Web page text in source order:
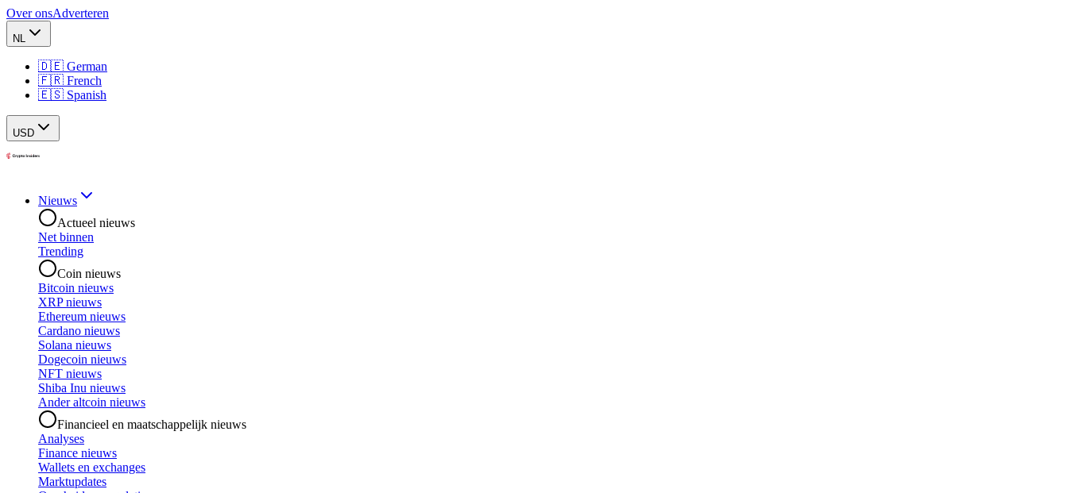
Over onsAdverteren
NL
🇩🇪 German
🇫🇷 French
🇪🇸 Spanish
USD
Nieuws
Actueel nieuws
Net binnen
Trending
Coin nieuws
Bitcoin nieuws
XRP nieuws
Ethereum nieuws
Cardano nieuws
Solana nieuws
Dogecoin nieuws
NFT nieuws
Shiba Inu nieuws
Ander altcoin nieuws
Financieel en maatschappelijk nieuws
Analyses
Finance nieuws
Wallets en exchanges
Marktupdates